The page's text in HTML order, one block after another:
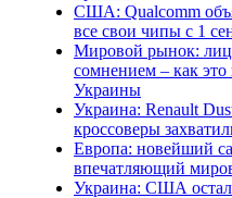
США: Qualcomm
все свои чипы с 1
Мировой рынок:
сомнением – как
Украины
Украина: Renault
кроссоверы
Европа: новейший
впечатляющий
Украина: США